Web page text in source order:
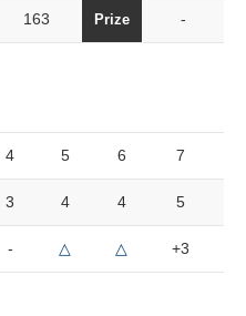
163 Prize -
4 5 6 7
3 4 4 5
- △ △ +3